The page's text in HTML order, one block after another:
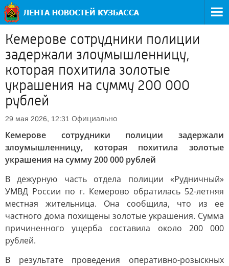
Кемерове сотрудники полиции
задержали злоумышленницу,
которая похитила золотые
украшения на сумму 200 000
рублей
29 мая 2026, 12:31 Официально
Кемерове сотрудники полиции задержали
злоумышленницу, которая похитила золотые
украшения на сумму 200 000 рублей
В дежурную часть отдела полиции «Рудничный»
УМВД России по г. Кемерово обратилась 52-летняя
местная жительница. Она сообщила, что из ее
частного дома похищены золотые украшения. Сумма
причиненного ущерба составила около 200 000
рублей.
В результате проведения оперативно-розыскных